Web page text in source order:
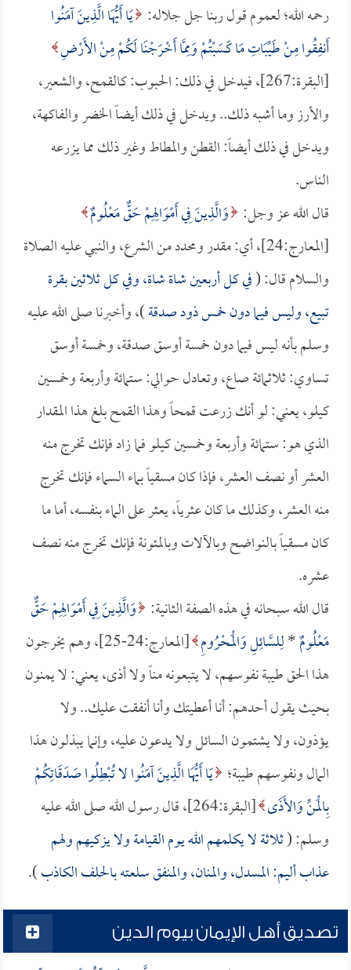
رحمه الله؛ لعموم قول ربنا جل جلاله: يَا أَيُّهَا الَّذِينَ آمَنُوا
أَنفِقُوا مِنْ طَيِّبَاتِ مَا كَسَبْتُمْ وَمِمَّا أَخْرَجْنَا لَكُمْ مِنْ الأَرْضِ
[البقرة:267]، فيدخل في ذلك: الحبوب: كالقمح، والشعير،
والأرز وما أشبه ذلك.. ويدخل في ذلك أيضاً الخضر والفاكهة،
ويدخل في ذلك أيضاً: القطن والمطاط وغير ذلك مما يزرعه
الناس.
قال الله عز وجل: وَالَّذِينَ فِي أَمْوَالِهِمْ حَقٌّ مَعْلُومٌ
[المعارج:24]، أي: مقدر ومحدد من الشرع، والنبي عليه الصلاة
والسلام قال: (في كل أربعين شاة شاة، وفي كل ثلاثين بقرة
تبيع، وليس فيما دون خمس ذود صدقة)، وأخبرنا صلى الله عليه
وسلم بأنه ليس فيما دون خمسة أوسق صدقة، وخمسة أوسق
تساوي: ثلاثمائة صاع، وتعادل حوالي: ستمائة وأربعة وخمسين
كيلو، يعني: لو أنك زرعت قمحاً وهذا القمح بلغ هذا المقدار
الذي هو: ستمائة وأربعة وخمسين كيلو فما زاد فإنك تخرج منه
العشر أو نصف العشر، فإذا كان مسقياً بماء السماء فإنك تخرج
منه العشر، وكذلك ما كان عثرياً، يعثر على الماء بنفسه، أما ما
كان مسقياً بالنواضح وبالآلات وبالمئونة فإنك تخرج منه نصف
عشره.
قال الله سبحانه في هذه الصفة الثانية: وَالَّذِينَ فِي أَمْوَالِهِمْ حَقٌّ
مَعْلُومٌ*لِلسَّائِلِ وَالْمَحْرُومِ
[المعارج:24-25]، وهم يخرجون
هذا الحق طيبة نفوسهم، لا يتبعونه مناً ولا أذى، يعني: لا يمنون
بحيث يقول أحدهم: أنا أعطيتك وأنا أنفقت عليك.. ولا
يؤذون، ولا يشتمون السائل ولا يدعون عليه، وإنما يبذلون هذا
المال ونفوسهم طيبة؛ يَا أَيُّهَا الَّذِينَ آمَنُوا لا تُبْطِلُوا صَدَقَاتِكُمْ
بِالْمَنِّ وَالأَذَى
[البقرة:264]، قال رسول الله صلى الله عليه
وسلم: (ثلاثة لا يكلمهم الله يوم القيامة ولا يزكيهم ولهم
عذاب أليم: المسدل، والمنان، والمنفق سلعته بالحلف الكاذب).
تصديق أهل الإيمان بيوم الدين